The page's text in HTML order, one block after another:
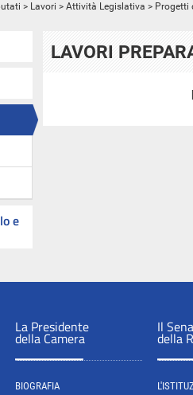
> Lavori > Attività Legislativa > Progetti
e
LAVORI
La Presidente
della Camera
BIOGRAFIA
Il
della